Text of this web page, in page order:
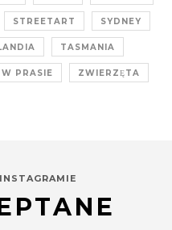
STREETART SYDNEY
TASMANIA
W PRASIE ZWIERZĘTA